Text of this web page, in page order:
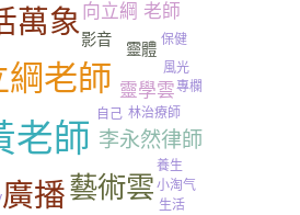
老師
綱老師
廣播
萬象
藝術雲
李永然律師
靈學雲
向立綱 老師
靈體
影音
林治療師
養生
保健
風光
生活
小淘气
專欄
自己